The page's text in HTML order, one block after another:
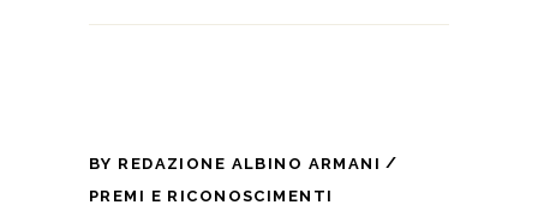
BY REDAZIONE ALBINO ARMANI
PREMI E RICONOSCIMENTI